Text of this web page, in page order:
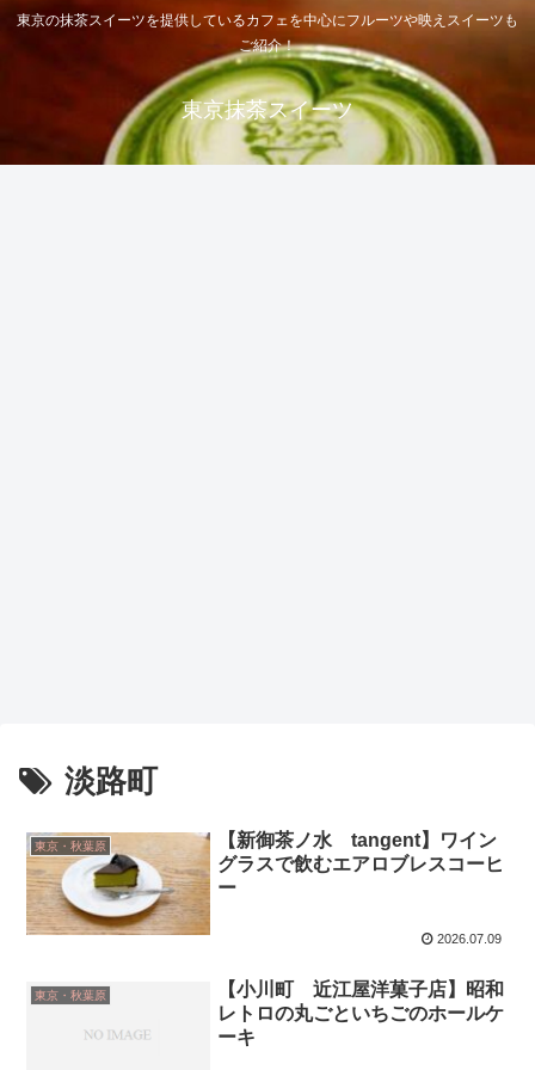
東京の抹茶スイーツを提供しているカフェを中心にフルーツや映えスイーツも
ご紹介！
東京抹茶スイーツ
淡路町
東京・秋葉原
【新御茶ノ水 tangent】ワイン
グラスで飲むエアロブレスコーヒ
ー
2026.07.09
東京・秋葉原
【小川町 近江屋洋菓子店】昭和
レトロの丸ごといちごのホールケ
ーキ